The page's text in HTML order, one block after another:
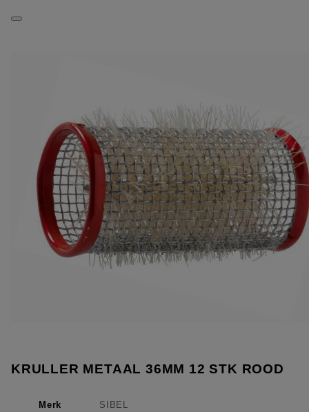
KRULLER METAAL 36MM 12 STK ROOD
Merk
SIBEL